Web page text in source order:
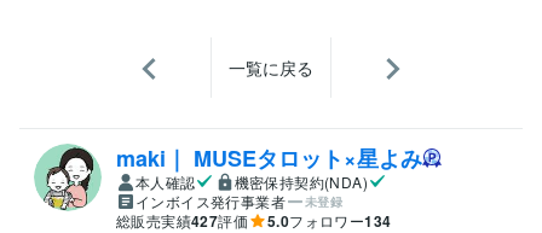
一覧に戻る
maki｜ MUSEタロット×星よみ
本人確認
機密保持契約(NDA)
インボイス発行事業者
未登録
総販売実績427評価 5.0フォロワー134